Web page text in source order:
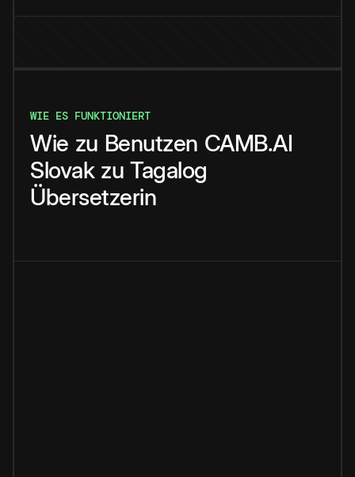
WIE ES FUNKTIONIERT
Wie zu Benutzen CAMB.AI
Slovak zu Tagalog
Übersetzerin